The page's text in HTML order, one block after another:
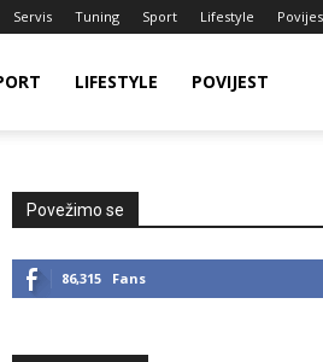
Servis Tuning Sport Lifestyle
LIFESTYLE POVIJEST
Povežimo se
86,315 Fans